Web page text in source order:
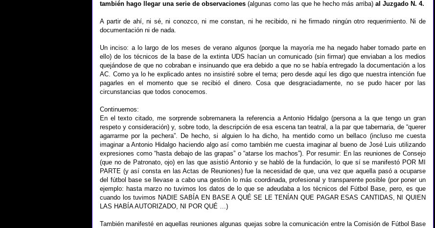
también hago llegar una serie de observaciones (algunas como las que he hecho más arriba) al Juzgado N. 4.
A partir de ahí, ni sé, ni conozco, ni me constan, ni he recibido, ni he firmado ningún otro requerimiento. Ni de
documentación ni de nada.
Un inciso: a lo largo de los meses de verano algunos (porque la mayoría me ha negado haber tomado parte en
ello) de los técnicos de la base de la extinta UDS hacían un comunicado (sin firmar) que enviaban a los medios
quejándose de que no cobraban e insinuando que era debido a que no se había entregado la documentación a los
AC. Como ya lo he explicado antes no insistiré sobre el tema; pero desde aquí les digo que nuestra intención fue
pagarles en el momento que se recibió el dinero. Cosa que desgraciadamente, no se pudo hacer por las
circunstancias que todos conocemos.
Continuemos:
En el texto citado, me sorprende sobremanera la referencia a Antonio Hidalgo (persona a la que tengo un gran
respeto y consideración) y, sobre todo, la descripción de esa escena tan teatral, a la par que tabernaria, de “querer
agarrarme por la pechera”. De hecho, si alguien lo ha dicho, ha mentido como un bellaco (incluso me cuesta
imaginar a Antonio Hidalgo haciendo algo así como también me cuesta imaginar al bueno de José Luis utilizando
expresiones como “hasta debajo de las grapas” o “atarse los machos”). Por resumir: En las reuniones de Consejo
(que no de Patronato, ojo) en las que asistió Antonio y se habló de la fundación, lo que sí se manifestó POR MI
PARTE (y así consta en las Actas de Reuniones) fue la necesidad de que, una vez que aquella pasó a ocuparse
del fútbol base se llevase a cabo una gestión lo más coordinada, profesional y transparente posible (por poner un
ejemplo: hasta marzo no tuvimos los datos de lo que se adeudaba a los técnicos del Fútbol Base, pero, es que
cuando los tuvimos NADIE SABÍA EN BASE A QUÉ SE LE TENÍAN QUE PAGAR ESAS CANTIDAS, NI QUIEN
LAS HABÍA AUTORIZADO, NI POR QUÉ …)
También manifesté en aquellas reuniones algunas quejas sobre la comunicación entre la Comisión de Fútbol Base